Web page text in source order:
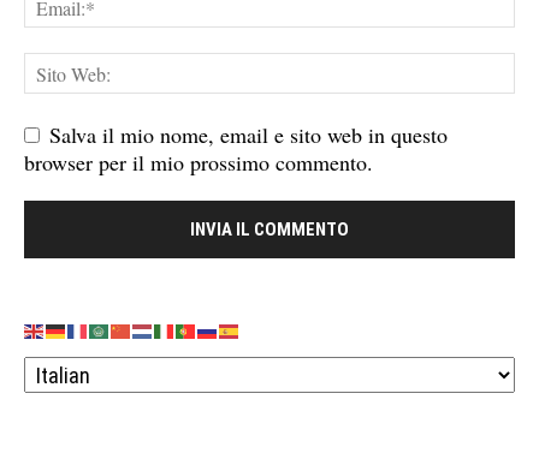
Salva il mio nome, email e sito web in questo
browser per il mio prossimo commento.